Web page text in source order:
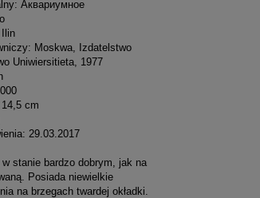
Аквариумное
Moskwa, Izdatelstwo
Uniwiersitieta, 1977
cm
29.03.2017
stanie bardzo dobrym, jak na
Posiada niewielkie
na brzegach twardej okładki.